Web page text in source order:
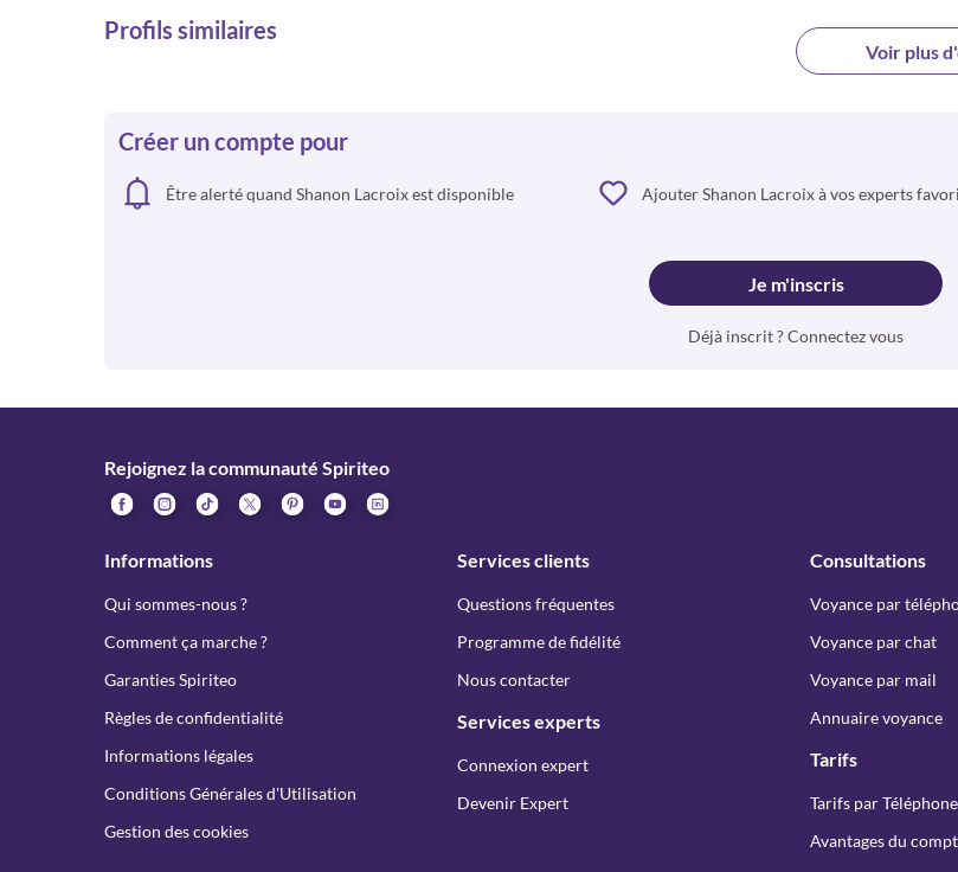
Profils similaires
Voir plus
Créer un compte pour
Être alerté quand Shanon Lacroix est disponible Ajouter Shanon Lacroix à vos experts
Je m'inscris
Déjà inscrit ? Connectez vous
Rejoignez la communauté Spiriteo
Informations
Qui sommes-nous ?
Comment ça marche ?
Garanties Spiriteo
Règles de confidentialité
Informations légales
Conditions Générales d'Utilisation
Gestion des cookies
Services clients
Questions fréquentes
Programme de fidélité
Nous contacter
Services experts
Connexion expert
Devenir Expert
Consultations
Voyance par
Voyance par chat
Voyance par mail
Annuaire voyance
Tarifs
Tarifs par
Avantages du